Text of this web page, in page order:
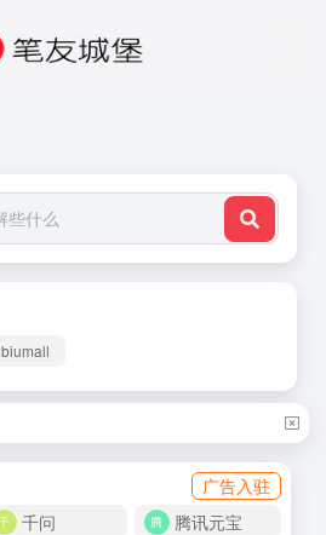
biumall
广告入驻
千问 腾讯元宝